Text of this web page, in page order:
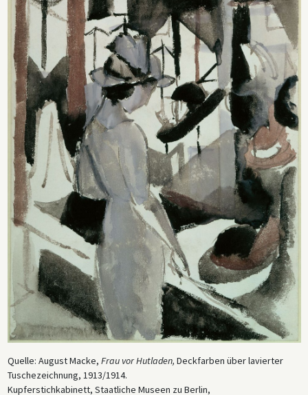
Quelle: August Macke, Frau vor Hutladen, Deckfarben über lavierter
Tuschezeichnung, 1913/1914.
Kupferstichkabinett, Staatliche Museen zu Berlin,